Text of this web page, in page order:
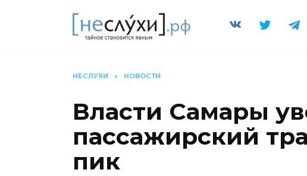
НЕСЛУХИ » НОВОСТИ
Власти Самары
пассажирский
пик